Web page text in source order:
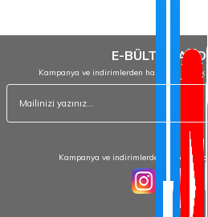
E-BÜLTEN
Kampanya ve indirimlerden haberdar
Kampanya ve indirimlerden haberdar